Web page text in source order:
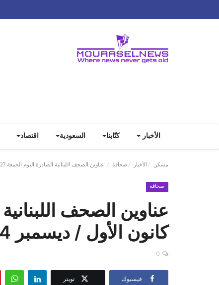
الأخبار كتّابنا السعودية اقتصاد
مسكن الأخبار صحافة عناوين الصحف اللبنانية الصادرة اليوم الجمعة 27 كانون الأول / ديسمبر 2024
صحافة
كانون الأول / ديسمبر 2024
0
فيسبوك تويتر